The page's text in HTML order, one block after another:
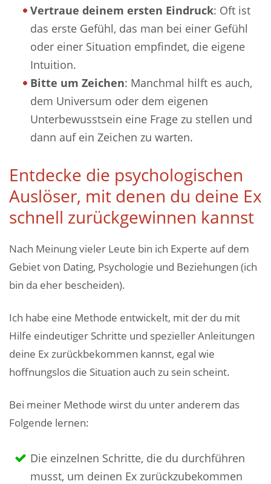
Vertraue deinem ersten Eindruck: Oft ist
das erste Gefühl, das man bei einer Gefühl
oder einer Situation empfindet, die eigene
Intuition.
Bitte um Zeichen: Manchmal hilft es auch,
dem Universum oder dem eigenen
Unterbewusstsein eine Frage zu stellen und
dann auf ein Zeichen zu warten.
Entdecke die psychologischen
Auslöser, mit denen du deine Ex
schnell zurückgewinnen kannst
Nach Meinung vieler Leute bin ich Experte auf dem
Gebiet von Dating, Psychologie und Beziehungen (ich
bin da eher bescheiden).
Ich habe eine Methode entwickelt, mit der du mit
Hilfe eindeutiger Schritte und spezieller Anleitungen
deine Ex zurückbekommen kannst, egal wie
hoffnungslos die Situation auch zu sein scheint.
Bei meiner Methode wirst du unter anderem das
Folgende lernen:
Die einzelnen Schritte, die du durchführen
musst, um deinen Ex zurückzubekommen